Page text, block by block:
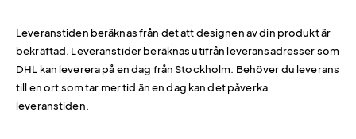
Leveranstiden beräknas från det att designen av din produkt är
bekräftad. Leveranstider beräknas utifrån leveransadresser som
DHL kan leverera på en dag från Stockholm. Behöver du leverans
till en ort som tar mer tid än en dag kan det påverka
leveranstiden.